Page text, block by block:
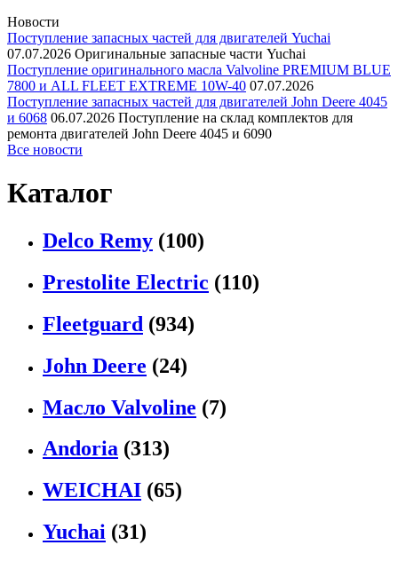
Новости
Поступление запасных частей для двигателей Yuchai
07.07.2026 Оригинальные запасные части Yuchai
Поступление оригинального масла Valvoline PREMIUM BLUE
7800 и ALL FLEET EXTREME 10W-40 07.07.2026
Поступление запасных частей для двигателей John Deere 4045
и 6068 06.07.2026 Поступление на склад комплектов для
ремонта двигателей John Deere 4045 и 6090
Все новости
Каталог
Delco Remy (100)
Prestolite Electric (110)
Fleetguard (934)
John Deere (24)
Масло Valvoline (7)
Andoria (313)
WEICHAI (65)
Yuchai (31)